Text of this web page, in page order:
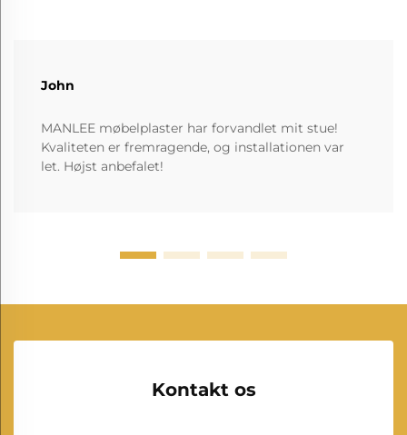
John
MANLEE møbelplaster har forvandlet mit stue!
Kvaliteten er fremragende, og installationen var
let. Højst anbefalet!
Kontakt os